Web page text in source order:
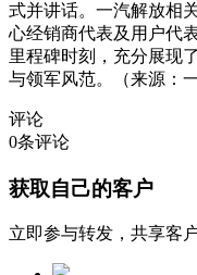
式并讲话。一汽解放相
心经销商代表及用户代
里程碑时刻，充分展现
与领军风范。（来源：
评论
0条评论
获取自己的客户
立即参与转发，共享客